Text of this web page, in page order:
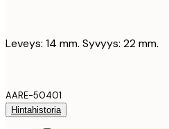
Leveys: 14 mm. Syvyys: 22 mm.
AARE-50401
Hintahistoria